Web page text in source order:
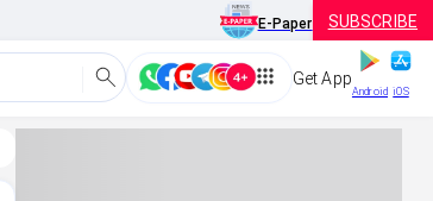
E-Paper SUBSCRIBE
Get App
Android iOS